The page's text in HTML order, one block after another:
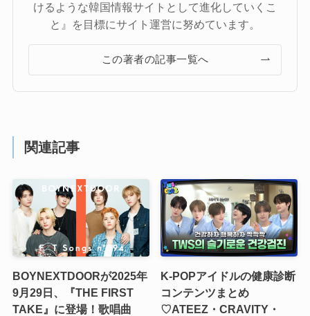
けるような韓国情報サイトとして進化していくこ
と』を目標にサイト運営に努めています。
この著者の記事一覧へ
関連記事
BOYNEXTDOORが2025年
9月29日、『THE FIRST
TAKE』に登場！歌唱曲
K-POPアイドルの健康診断
コンテンツまとめ
♡ATEEZ・CRAVITY・